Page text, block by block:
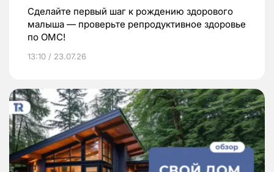
Сделайте первый шаг к рождению здорового
малыша — проверьте репродуктивное здоровье
по ОМС!
13:10 / 23.07.26